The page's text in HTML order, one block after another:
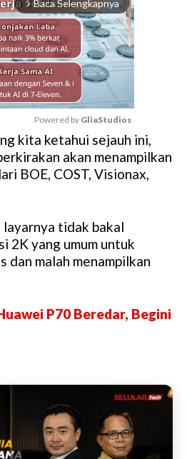
arrow_forward_ios Baca Selengkapnya
M
u
Powered by GliaStudios
kita ketahui sejauh ini,
akan menampilkan
BOE, COST, Visionax,
tidak bakal
2K yang umum untuk
dan malah menampilkan
P70 Beredar, Begini